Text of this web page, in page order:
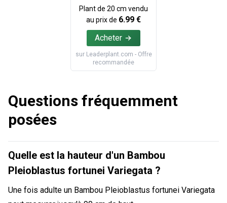
Plant de 20 cm vendu
au prix de 6.99 €
Acheter
sur Leaderplant.com - Offre
recommandée
Questions fréquemment
posées
Quelle est la hauteur d'un Bambou
Pleioblastus fortunei Variegata ?
Une fois adulte un Bambou Pleioblastus fortunei Variegata